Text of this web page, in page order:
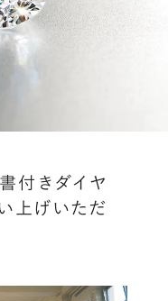
付きダイヤ
上げいただ